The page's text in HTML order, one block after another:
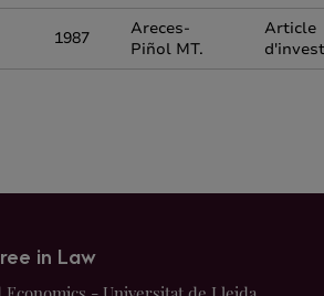
1987
Areces-
Piñol MT.
Article
in Law